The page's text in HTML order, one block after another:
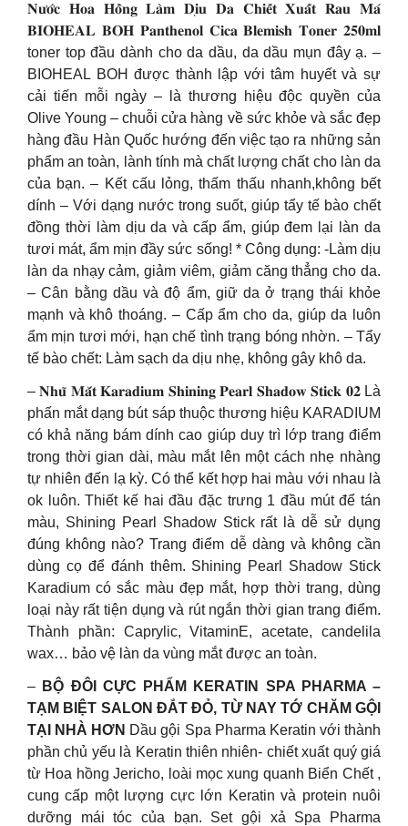
𝐍𝐮̛𝐨̛́𝐜 𝐇𝐨𝐚 𝐇𝐨̂̀𝐧𝐠 𝐋𝐚̀𝐦 𝐃𝐢̣𝐮 𝐃𝐚 𝐂𝐡𝐢𝐞̂́𝐭 𝐗𝐮𝐚̂́𝐭 𝐑𝐚𝐮 𝐌𝐚́
𝐁𝐈𝐎𝐇𝐄𝐀𝐋 𝐁𝐎𝐇 𝐏𝐚𝐧𝐭𝐡𝐞𝐧𝐨𝐥 𝐂𝐢𝐜𝐚 𝐁𝐥𝐞𝐦𝐢𝐬𝐡 𝐓𝐨𝐧𝐞𝐫 𝟐𝟓𝟎𝐦𝐥
toner top đầu dành cho da dầu, da dầu mụn đây ạ. –
BIOHEAL BOH được thành lập với tâm huyết và sự
cải tiến mỗi ngày – là thương hiệu độc quyền của
Olive Young – chuỗi cửa hàng về sức khỏe và sắc đẹp
hàng đầu Hàn Quốc hướng đến việc tạo ra những sản
phẩm an toàn, lành tính mà chất lượng chất cho làn da
của bạn. – Kết cấu lỏng, thấm thấu nhanh,không bết
dính – Với dạng nước trong suốt, giúp tẩy tế bào chết
đồng thời làm dịu da và cấp ẩm, giúp đem lại làn da
tươi mát, ẩm mịn đầy sức sống! * Công dụng: -Làm dịu
làn da nhạy cảm, giảm viêm, giảm căng thẳng cho da.
– Cân bằng dầu và độ ẩm, giữ da ở trạng thái khỏe
mạnh và khô thoáng. – Cấp ẩm cho da, giúp da luôn
ẩm mịn tươi mới, hạn chế tình trạng bóng nhờn. – Tẩy
tế bào chết: Làm sạch da dịu nhẹ, không gây khô da.
– 𝐍𝐡𝐮̃ 𝐌𝐚̆́𝐭 𝐊𝐚𝐫𝐚𝐝𝐢𝐮𝐦 𝐒𝐡𝐢𝐧𝐢𝐧𝐠 𝐏𝐞𝐚𝐫𝐥 𝐒𝐡𝐚𝐝𝐨𝐰 𝐒𝐭𝐢𝐜𝐤 𝟎𝟐 Là
phấn mắt dạng bút sáp thuộc thương hiệu KARADIUM
có khả năng bám dính cao giúp duy trì lớp trang điểm
trong thời gian dài, màu mắt lên một cách nhẹ nhàng
tự nhiên đến lạ kỳ. Có thể kết hợp hai màu với nhau là
ok luôn. Thiết kế hai đầu đặc trưng 1 đầu mút để tán
màu, Shining Pearl Shadow Stick rất là dễ sử dụng
đúng không nào? Trang điểm dễ dàng và không cần
dùng cọ để đánh thêm. Shining Pearl Shadow Stick
Karadium có sắc màu đẹp mắt, hợp thời trang, dùng
loại này rất tiện dụng và rút ngắn thời gian trang điểm.
Thành phần: Caprylic, VitaminE, acetate, candelila
wax… bảo vệ làn da vùng mắt được an toàn.
– BỘ ĐÔI CỰC PHẨM KERATIN SPA PHARMA –
TẠM BIỆT SALON ĐẮT ĐỎ, TỪ NAY TỚ CHĂM GỘI
TẠI NHÀ HƠN Dầu gội Spa Pharma Keratin với thành
phần chủ yếu là Keratin thiên nhiên- chiết xuất quý giá
từ Hoa hồng Jericho, loài mọc xung quanh Biển Chết ,
cung cấp một lượng cực lớn Keratin và protein nuôi
dưỡng mái tóc của bạn. Set gội xả Spa Pharma